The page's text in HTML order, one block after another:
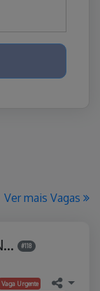
Ver mais Vagas
#118
Vaga Urgente